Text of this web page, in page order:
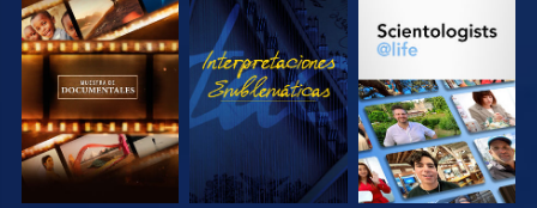
EXPLORA LAS
SERIES
VE
EXPLORA LAS